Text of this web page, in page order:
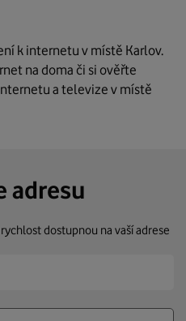
k internetu v místě Karlov.
na doma či si ověřte
a televize v místě
adresu
dostupnou na vaší adrese